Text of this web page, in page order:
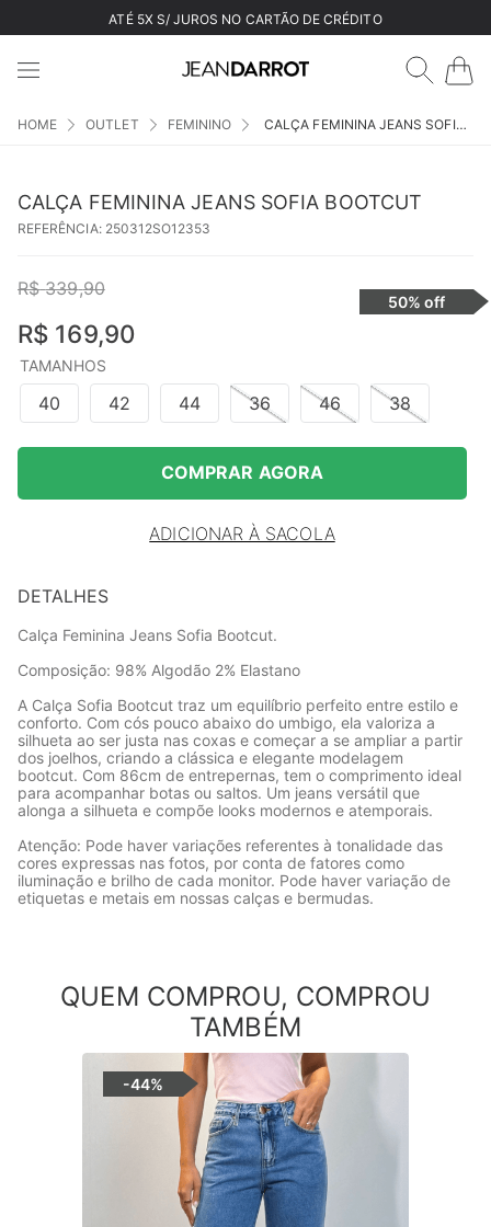
ATÉ 5X S/ JUROS NO CARTÃO DE CRÉDITO
OUTLET FEMININO CALÇA FEMININA JEANS SOFIA BOOTCUT
CALÇA FEMININA JEANS SOFIA BOOTCUT
REFERÊNCIA: 250312SO12353
R$ 339,90
R$ 169,90
50% off
TAMANHOS
40 42 44 36 46 38
COMPRAR AGORA
ADICIONAR À SACOLA
DETALHES
Calça Feminina Jeans Sofia Bootcut.
Composição: 98% Algodão 2% Elastano
A Calça Sofia Bootcut traz um equilíbrio perfeito entre estilo e
conforto. Com cós pouco abaixo do umbigo, ela valoriza a
silhueta ao ser justa nas coxas e começar a se ampliar a partir
dos joelhos, criando a clássica e elegante modelagem
bootcut. Com 86cm de entrepernas, tem o comprimento ideal
para acompanhar botas ou saltos. Um jeans versátil que
alonga a silhueta e compõe looks modernos e atemporais.
Atenção: Pode haver variações referentes à tonalidade das
cores expressas nas fotos, por conta de fatores como
iluminação e brilho de cada monitor. Pode haver variação de
etiquetas e metais em nossas calças e bermudas.
QUEM COMPROU, COMPROU
TAMBÉM
-44%